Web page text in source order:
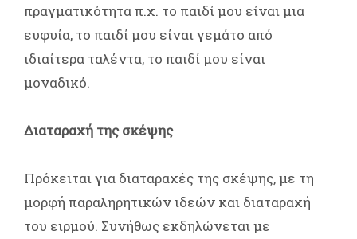
πραγματικότητα π.χ. το παιδί μου είναι μια
ευφυία, το παιδί μου είναι γεμάτο από
ιδιαίτερα ταλέντα, το παιδί μου είναι
μοναδικό.
Διαταραχή της σκέψης
Πρόκειται για διαταραχές της σκέψης, με τη
μορφή παραληρητικών ιδεών και διαταραχή
του ειρμού. Συνήθως εκδηλώνεται με